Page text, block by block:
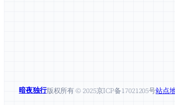
暗夜独行版权所有 © 2025京ICP备17021205号站点